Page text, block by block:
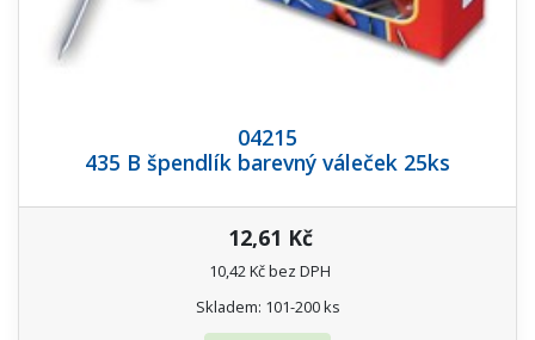
04215
435 B špendlík barevný váleček 25ks
12,61 Kč
10,42 Kč bez DPH
Skladem: 101-200 ks